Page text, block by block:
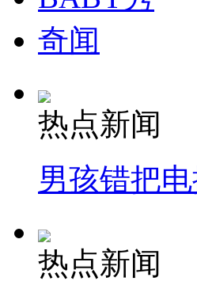
纽约上演“枕头大战”
司机酒驾遇交警 急速倒车逃
奇闻
热点新闻
男孩错把
热点新闻